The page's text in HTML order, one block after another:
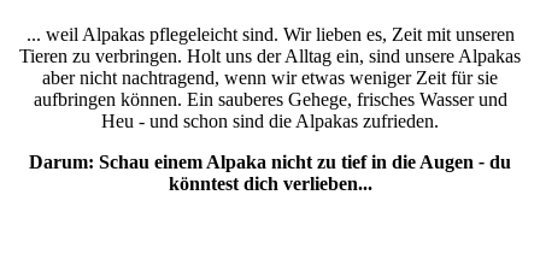
... weil Alpakas pflegeleicht sind. Wir lieben es, Zeit mit unseren
Tieren zu verbringen. Holt uns der Alltag ein, sind unsere Alpakas
aber nicht nachtragend, wenn wir etwas weniger Zeit für sie
aufbringen können. Ein sauberes Gehege, frisches Wasser und
Heu - und schon sind die Alpakas zufrieden.
Darum: Schau einem Alpaka nicht zu tief in die Augen - du
könntest dich verlieben...